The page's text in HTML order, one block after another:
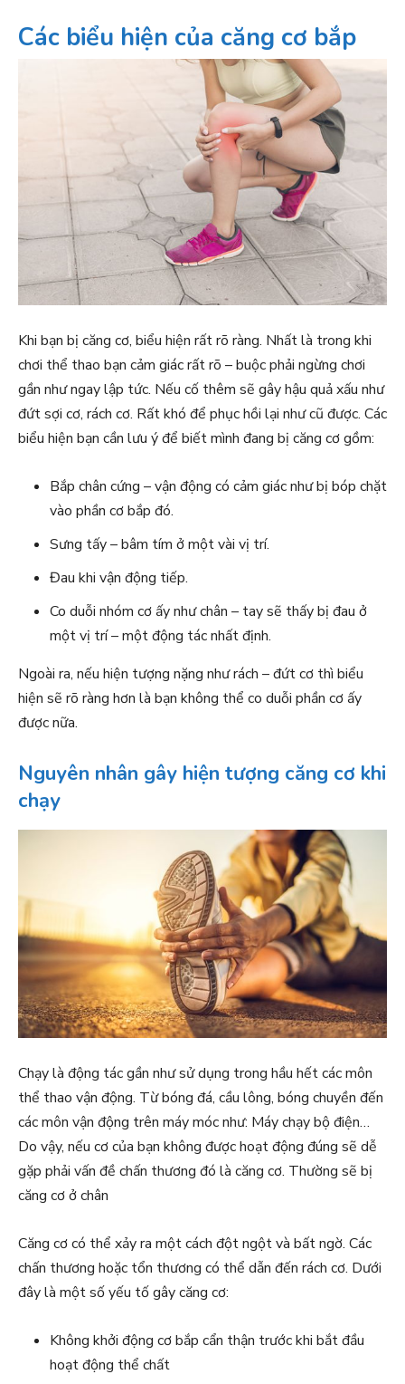
Các biểu hiện của căng cơ bắp
Khi bạn bị căng cơ, biểu hiện rất rõ ràng. Nhất là trong khi
chơi thể thao bạn cảm giác rất rõ – buộc phải ngừng chơi
gần như ngay lập tức. Nếu cố thêm sẽ gây hậu quả xấu như
đứt sợi cơ, rách cơ. Rất khó để phục hồi lại như cũ được. Các
biểu hiện bạn cần lưu ý để biết mình đang bị căng cơ gồm:
Bắp chân cứng – vận động có cảm giác như bị bóp chặt
vào phần cơ bắp đó.
Sưng tấy – bâm tím ở một vài vị trí.
Đau khi vận động tiếp.
Co duỗi nhóm cơ ấy như chân – tay sẽ thấy bị đau ở
một vị trí – một động tác nhất định.
Ngoài ra, nếu hiện tượng nặng như rách – đứt cơ thì biểu
hiện sẽ rõ ràng hơn là bạn không thể co duỗi phần cơ ấy
được nữa.
Nguyên nhân gây hiện tượng căng cơ khi
chạy
Chạy là động tác gần như sử dụng trong hầu hết các môn
thể thao vận động. Từ bóng đá, cầu lông, bóng chuyền đến
các môn vận động trên máy móc như: Máy chạy bộ điện…
Do vậy, nếu cơ của bạn không được hoạt động đúng sẽ dễ
gặp phải vấn đề chấn thương đó là căng cơ. Thường sẽ bị
căng cơ ở chân
Căng cơ có thể xảy ra một cách đột ngột và bất ngờ. Các
chấn thương hoặc tổn thương có thể dẫn đến rách cơ. Dưới
đây là một số yếu tố gây căng cơ:
Không khởi động cơ bắp cẩn thận trước khi bắt đầu
hoạt động thể chất